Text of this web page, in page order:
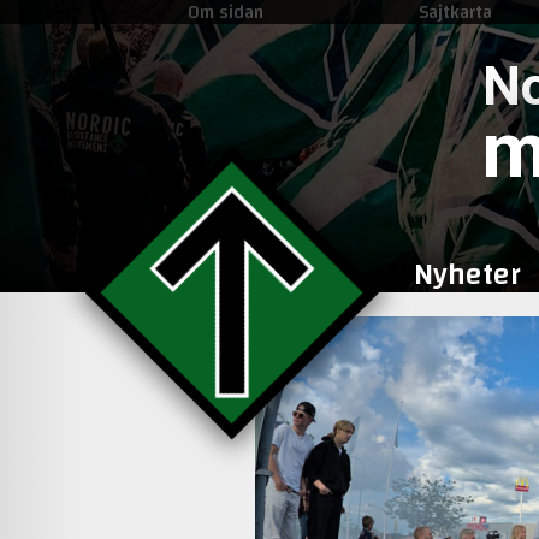
Om sidan Sajtkarta
Nyheter